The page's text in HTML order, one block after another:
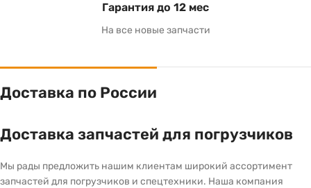
Гарантия до 12 мес
На все новые запчасти
Доставка по России
Доставка запчастей для погрузчиков
Мы рады предложить нашим клиентам широкий ассортимент
запчастей для погрузчиков и спецтехники. Наша компания